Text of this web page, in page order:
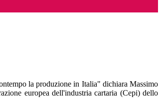
la produzione in Italia" dichiara Massimo
europea dell'industria cartaria (Cepi) dello